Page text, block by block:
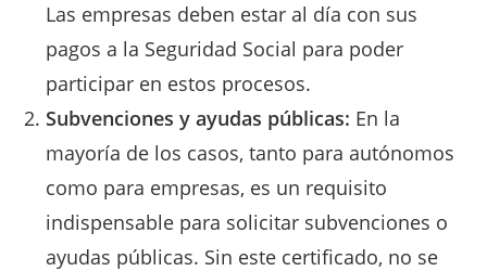
Las empresas deben estar al día con sus
pagos a la Seguridad Social para poder
participar en estos procesos.
Subvenciones y ayudas públicas: En la
mayoría de los casos, tanto para autónomos
como para empresas, es un requisito
indispensable para solicitar subvenciones o
ayudas públicas. Sin este certificado, no se